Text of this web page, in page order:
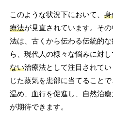
このような状況下において、身
療法が見直されています。そ
法は、古くから伝わる伝統的
ら、現代人の様々な悩みに対
ない治療法として注目されて
じた蒸気を患部に当てること
温め、血行を促進し、自然治
が期待できます。